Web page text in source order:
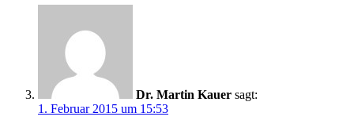
Dr. Martin Kauer sagt:
1. Februar 2015 um 15:53